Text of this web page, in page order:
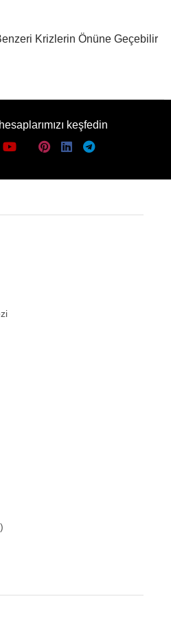
Krizlerin Önüne Geçebilir
keşfedin